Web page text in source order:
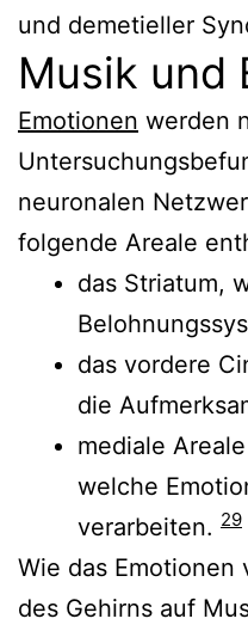
und demetieller
Musik und
Emotionen werden
neuronalen
folgende Areale
das Striatum,
das vordere
die
mediale
welche
verarbeiten. 29
Wie das Emotionen
des Gehirns auf